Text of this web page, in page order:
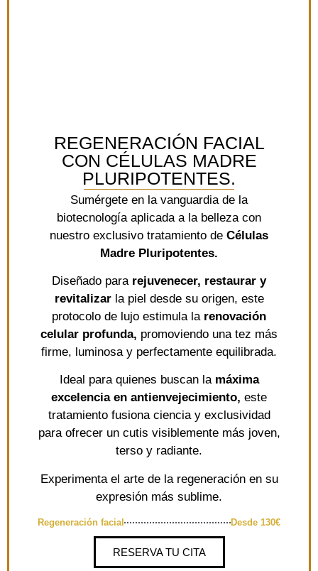
REGENERACIÓN FACIAL
CON CÉLULAS MADRE
PLURIPOTENTES.
Sumérgete en la vanguardia de la
biotecnología aplicada a la belleza con
nuestro exclusivo tratamiento de Células
Madre Pluripotentes.
Diseñado pararejuvenecer, restaurar y
revitalizarla piel desde su origen, este
protocolo de lujo estimula la renovación
celular profunda, promoviendo una tez más
firme, luminosa y perfectamente equilibrada.
Ideal para quienes buscan la máxima
excelencia en antienvejecimiento, este
tratamiento fusiona ciencia y exclusividad
para ofrecer un cutis visiblemente más joven,
terso y radiante.
Experimenta el arte de la regeneración en su
expresión más sublime.
Regeneración facial Desde 130€
RESERVA TU CITA